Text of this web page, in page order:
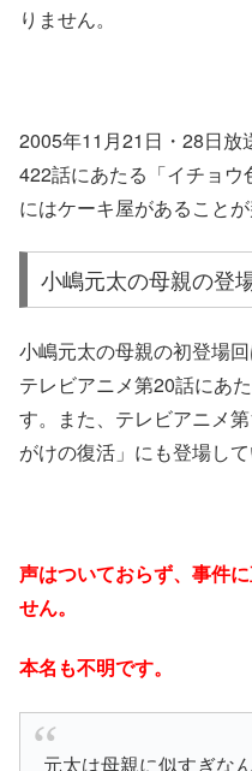
りません。
2005年11月21日・28日放
422話にあたる「イチョ
にはケーキ屋があることが
小嶋元太の母親の登
小嶋元太の母親の初登場
テレビアニメ第20話にあ
す。
また、テレビアニメ
がけの復活」にも登場して
声はついておらず、事件
せん。
本名も不明です。
元太は母親に似すぎな